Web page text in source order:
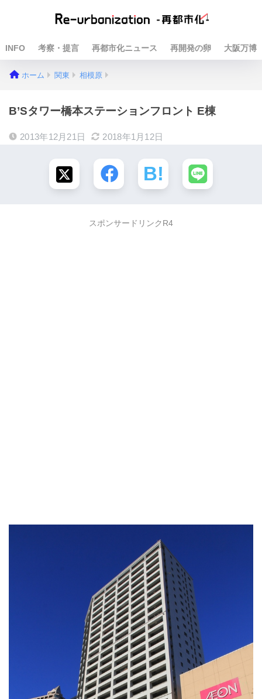
INFO 考察・提言 再都市化ニュース 再開発の卵 大阪万博
ホーム 関東 相模原
B’Sタワー橋本ステーションフロント E棟
2013年12月21日 2018年1月12日
スポンサードリンクR4